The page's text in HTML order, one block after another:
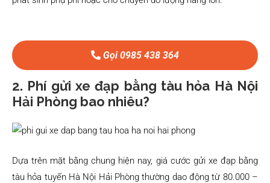
Gọi 0985 438 364
2. Phí gửi xe đạp bằng tàu hỏa Hà Nội
Hải Phòng bao nhiêu?
Dựa trên mặt bằng chung hiện nay, giá cước gửi xe đạp bằng
tàu hỏa tuyến Hà Nội Hải Phòng thường dao động từ 80.000 –